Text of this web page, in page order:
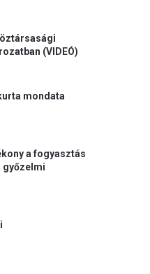
(VIDEÓ)
mondata
a fogyasztás
győzelmi